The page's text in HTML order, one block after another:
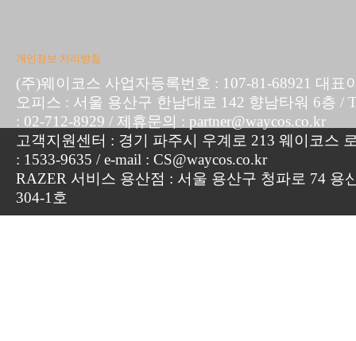
개인정보 처리방침
(주)웨이코스 사업자등록번호 : 107-81-68921 대표
오피스 : 서울 용산구 한남대로 142 향남타워 6층 /
: 02-712-8929 / 제휴문의 : partner@waycos.co.kr
고객지원센터 : 경기 파주시 우계로 213 웨이코스
: 1533-9635 / e-mail : CS@waycos.co.kr
RAZER 서비스 용산점 : 서울 용산구 청파로 74 용
304-1호